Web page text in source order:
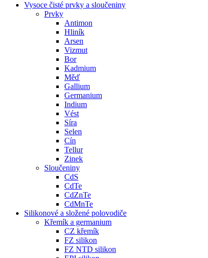
Vysoce čisté prvky a sloučeniny
Prvky
Antimon
Hliník
Arsen
Vizmut
Bor
Kadmium
Měď
Gallium
Germanium
Indium
Vést
Síra
Selen
Cín
Tellur
Zinek
Sloučeniny
CdS
CdTe
CdZnTe
CdMnTe
Silikonové a složené polovodiče
Křemík a germanium
CZ křemík
FZ silikon
FZ NTD silikon